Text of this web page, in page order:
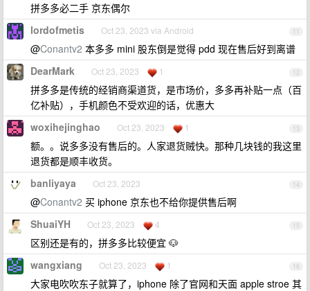
拼多多必二手 京东偶尔
11
lordofmetis Oct 23, 2023 via Android
@Conantv2 本多多 mini 股东倒是觉得 pdd 现在售后好到离谱
12
DearMark Oct 23, 2023 1
拼多多是传统的经销商渠道货，是市场价，多多再补贴一点（百
亿补贴），手机颜色不受欢迎的话，优惠大
13
woxihejinghao Oct 23, 2023 1
额。。说多多没有售后的。人家退货贼快。那种几块钱的我这里
退货都是顺丰收货。
14
banliyaya Oct 23, 2023
@Conantv2 买 iphone 京东也不给你提供售后啊
15
ShuaiYH Oct 23, 2023 4
区别还是有的，拼多多比较便宜 🐶
16
wangxiang Oct 23, 2023 1
大家电吹吹东子就算了，iphone 除了官网和天面 apple stroe 其